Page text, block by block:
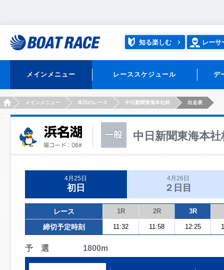
知る楽しむ レーサ
メインメニュー レーススケジュール デ
HOMEメインメニュー 本日のレース 中日新聞東海本社杯 出走表
中日新聞東海本社
4月25日
初日
4月26日
２日目
レース 1R 2R 3R
締切予定時刻 11:32 11:58 12:25
予 選 1800m